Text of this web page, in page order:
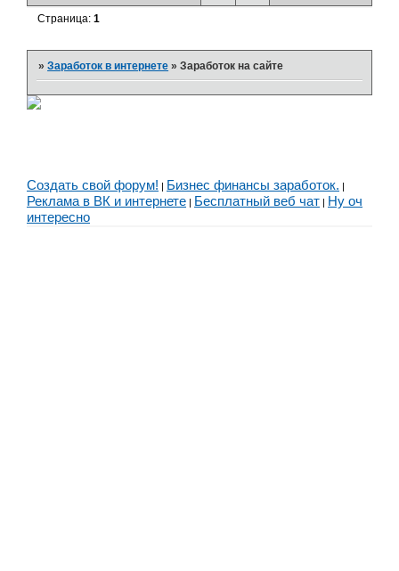
Страница:1
»Заработок в интернете »Заработок на сайте
Создать свой форум! | Бизнес финансы заработок. |
Реклама в ВК и интернете | Бесплатный веб чат | Ну оч
интересно